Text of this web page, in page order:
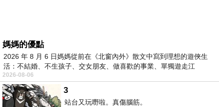
媽媽的優點
2026 年 8 月 6 日媽媽從前在《北窗內外》散文中寫到理想的遊俠生
活：不結婚、不生孩子、交女朋友、做喜歡的事業、單獨遊走江
湖⋯⋯，
2026-08-06
3
站台又玩嘢啦。真傷腦筋。